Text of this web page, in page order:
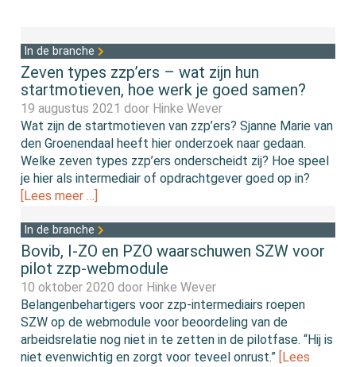
In de branche
Zeven types zzp’ers – wat zijn hun
startmotieven, hoe werk je goed samen?
19 augustus 2021 door Hinke Wever
Wat zijn de startmotieven van zzp’ers? Sjanne Marie van
den Groenendaal heeft hier onderzoek naar gedaan.
Welke zeven types zzp’ers onderscheidt zij? Hoe speel
je hier als intermediair of opdrachtgever goed op in?
[Lees meer …]
In de branche
Bovib, I-ZO en PZO waarschuwen SZW voor
pilot zzp-webmodule
10 oktober 2020 door Hinke Wever
Belangenbehartigers voor zzp-intermediairs roepen
SZW op de webmodule voor beoordeling van de
arbeidsrelatie nog niet in te zetten in de pilotfase. “Hij is
niet evenwichtig en zorgt voor teveel onrust.” [Lees